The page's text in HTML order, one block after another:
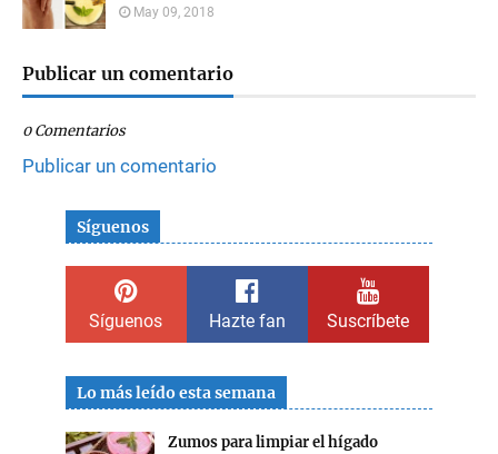
May 09, 2018
Publicar un comentario
0 Comentarios
Publicar un comentario
Síguenos
Síguenos Hazte fan Suscríbete
Lo más leído esta semana
Zumos para limpiar el hígado